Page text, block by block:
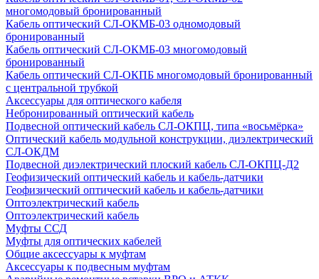
многомодовый бронированный
Кабель оптический СЛ-ОКМБ-03 одномодовый
бронированный
Кабель оптический СЛ-ОКМБ-03 многомодовый
бронированный
Кабель оптический СЛ-ОКПБ многомодовый бронированный
с центральной трубкой
Аксессуары для оптического кабеля
Небронированный оптический кабель
Подвесной оптический кабель СЛ-ОКПЦ, типа «восьмёрка»
Оптический кабель модульной конструкции, диэлектрический
СЛ-ОКДМ
Подвесной диэлектрический плоский кабель СЛ-ОКПЦ-Д2
Геофизический оптический кабель и кабель-датчики
Геофизический оптический кабель и кабель-датчики
Оптоэлектрический кабель
Оптоэлектрический кабель
Муфты ССД
Муфты для оптических кабелей
Общие аксессуары к муфтам
Аксессуары к подвесным муфтам